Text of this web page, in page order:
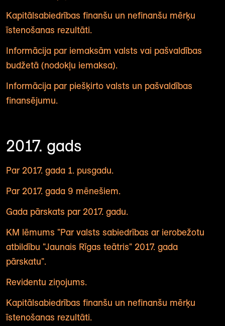
Kapitālsabiedrības finanšu un nefinanšu mērķu
īstenošanas rezultāti.
Informācija par iemaksām valsts vai pašvaldības
budžetā (nodokļu iemaksa).
Informācija par piešķirto valsts un pašvaldības
finansējumu.
2017. gads
Par 2017. gada 1. pusgadu.
Par 2017. gada 9 mēnešiem.
Gada pārskats par 2017. gadu.
KM lēmums "Par valsts sabiedrības ar ierobežotu
atbildību "Jaunais Rīgas teātris" 2017. gada
pārskatu".
Revidentu ziņojums.
Kapitālsabiedrības finanšu un nefinanšu mērķu
īstenošanas rezultāti.